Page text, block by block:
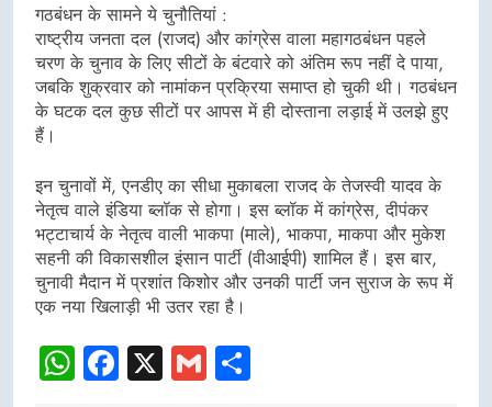
गठबंधन के सामने ये चुनौतियां :
राष्ट्रीय जनता दल (राजद) और कांग्रेस वाला महागठबंधन पहले
चरण के चुनाव के लिए सीटों के बंटवारे को अंतिम रूप नहीं दे पाया,
जबकि शुक्रवार को नामांकन प्रक्रिया समाप्त हो चुकी थी। गठबंधन
के घटक दल कुछ सीटों पर आपस में ही दोस्ताना लड़ाई में उलझे हुए
हैं।
इन चुनावों में, एनडीए का सीधा मुकाबला राजद के तेजस्वी यादव के
नेतृत्व वाले इंडिया ब्लॉक से होगा। इस ब्लॉक में कांग्रेस, दीपंकर
भट्टाचार्य के नेतृत्व वाली भाकपा (माले), भाकपा, माकपा और मुकेश
सहनी की विकासशील इंसान पार्टी (वीआईपी) शामिल हैं। इस बार,
चुनावी मैदान में प्रशांत किशोर और उनकी पार्टी जन सुराज के रूप में
एक नया खिलाड़ी भी उतर रहा है।
WhatsApp
Facebook
X Gmail